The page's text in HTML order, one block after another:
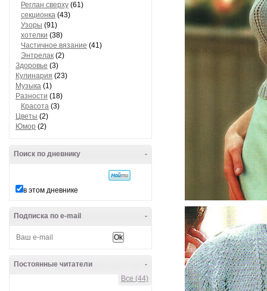
Реглан сверху (61)
секционка (43)
Узоры (91)
хотелки (38)
Частичное вязание (41)
Энтрелак (2)
Здоровье (3)
Кулинария (23)
Музыка (1)
Разности (18)
Красота (3)
Цветы (2)
Юмор (2)
-
Поиск по дневнику
в этом дневнике
-
Подписка по e-mail
-
Постоянные читатели
Все (44)